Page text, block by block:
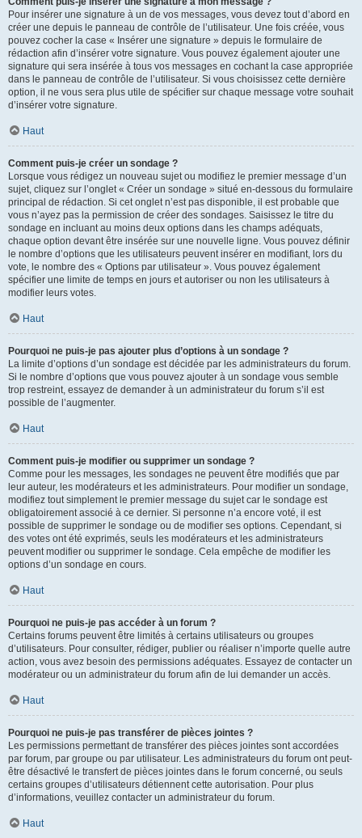
Pour insérer une signature à un de vos messages, vous devez tout d’abord en
créer une depuis le panneau de contrôle de l’utilisateur. Une fois créée, vous
pouvez cocher la case « Insérer une signature » depuis le formulaire de
rédaction afin d’insérer votre signature. Vous pouvez également ajouter une
signature qui sera insérée à tous vos messages en cochant la case appropriée
dans le panneau de contrôle de l’utilisateur. Si vous choisissez cette dernière
option, il ne vous sera plus utile de spécifier sur chaque message votre souhait
d’insérer votre signature.
Haut
Comment puis-je créer un sondage ?
Lorsque vous rédigez un nouveau sujet ou modifiez le premier message d’un
sujet, cliquez sur l’onglet « Créer un sondage » situé en-dessous du formulaire
principal de rédaction. Si cet onglet n’est pas disponible, il est probable que
vous n’ayez pas la permission de créer des sondages. Saisissez le titre du
sondage en incluant au moins deux options dans les champs adéquats,
chaque option devant être insérée sur une nouvelle ligne. Vous pouvez définir
le nombre d’options que les utilisateurs peuvent insérer en modifiant, lors du
vote, le nombre des « Options par utilisateur ». Vous pouvez également
spécifier une limite de temps en jours et autoriser ou non les utilisateurs à
modifier leurs votes.
Haut
Pourquoi ne puis-je pas ajouter plus d’options à un sondage ?
La limite d’options d’un sondage est décidée par les administrateurs du forum.
Si le nombre d’options que vous pouvez ajouter à un sondage vous semble
trop restreint, essayez de demander à un administrateur du forum s’il est
possible de l’augmenter.
Haut
Comment puis-je modifier ou supprimer un sondage ?
Comme pour les messages, les sondages ne peuvent être modifiés que par
leur auteur, les modérateurs et les administrateurs. Pour modifier un sondage,
modifiez tout simplement le premier message du sujet car le sondage est
obligatoirement associé à ce dernier. Si personne n’a encore voté, il est
possible de supprimer le sondage ou de modifier ses options. Cependant, si
des votes ont été exprimés, seuls les modérateurs et les administrateurs
peuvent modifier ou supprimer le sondage. Cela empêche de modifier les
options d’un sondage en cours.
Haut
Pourquoi ne puis-je pas accéder à un forum ?
Certains forums peuvent être limités à certains utilisateurs ou groupes
d’utilisateurs. Pour consulter, rédiger, publier ou réaliser n’importe quelle autre
action, vous avez besoin des permissions adéquates. Essayez de contacter un
modérateur ou un administrateur du forum afin de lui demander un accès.
Haut
Pourquoi ne puis-je pas transférer de pièces jointes ?
Les permissions permettant de transférer des pièces jointes sont accordées
par forum, par groupe ou par utilisateur. Les administrateurs du forum ont peut-
être désactivé le transfert de pièces jointes dans le forum concerné, ou seuls
certains groupes d’utilisateurs détiennent cette autorisation. Pour plus
d’informations, veuillez contacter un administrateur du forum.
Haut